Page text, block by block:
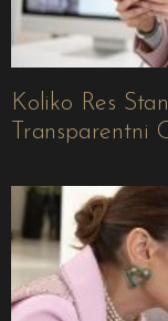
Koliko Res
Transparentni